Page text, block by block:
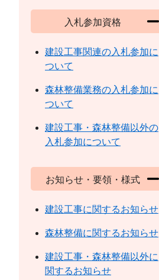
入札参加資格
建設工事関連の入札参加に
ついて
森林整備業務の入札参加に
ついて
建設工事・森林整備以外の
入札参加について
お知らせ・要領・様式
建設工事に関するお知らせ
森林整備に関するお知らせ
建設工事・森林整備以外に
関するお知らせ